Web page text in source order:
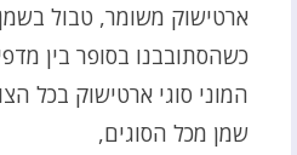
ארטישוק משומר, טבול
כשהסתובבנו בסופר בין
המוני סוגי ארטישוק בכל
שמן מכל הסוגים,